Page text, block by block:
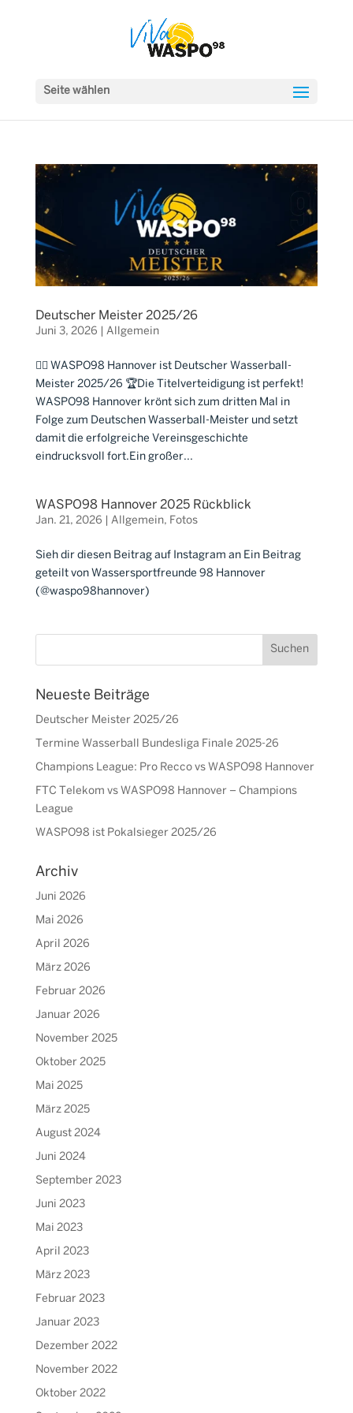
Seite wählen
Deutscher Meister 2025/26
Juni 3, 2026 Allgemein
🤽‍♂️ WASPO98 Hannover ist Deutscher Wasserball-
Meister 2025/26 🏆Die Titelverteidigung ist perfekt!
WASPO98 Hannover krönt sich zum dritten Mal in
Folge zum Deutschen Wasserball-Meister und setzt
damit die erfolgreiche Vereinsgeschichte
eindrucksvoll fort.Ein großer...
WASPO98 Hannover 2025 Rückblick
Jan. 21, 2026 Allgemein, Fotos
Sieh dir diesen Beitrag auf Instagram an Ein Beitrag
geteilt von Wassersportfreunde 98 Hannover
(@waspo98hannover)
Neueste Beiträge
Deutscher Meister 2025/26
Termine Wasserball Bundesliga Finale 2025-26
Champions League: Pro Recco vs WASPO98 Hannover
FTC Telekom vs WASPO98 Hannover – Champions
League
WASPO98 ist Pokalsieger 2025/26
Archiv
Juni 2026
Mai 2026
April 2026
März 2026
Februar 2026
Januar 2026
November 2025
Oktober 2025
Mai 2025
März 2025
August 2024
Juni 2024
September 2023
Juni 2023
Mai 2023
April 2023
März 2023
Februar 2023
Januar 2023
Dezember 2022
November 2022
Oktober 2022